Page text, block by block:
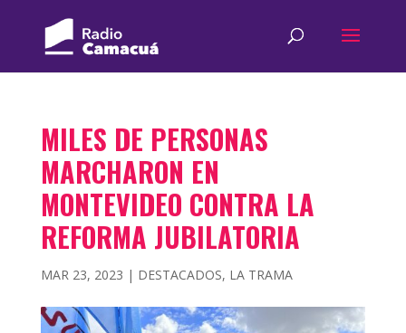
MILES DE PERSONAS
MARCHARON EN
MONTEVIDEO CONTRA LA
REFORMA JUBILATORIA
MAR 23, 2023 | DESTACADOS, LA TRAMA